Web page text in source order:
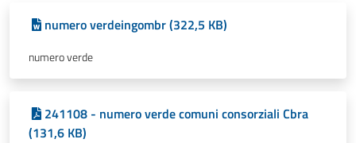
numero verdeingombr (322,5 KB)
numero verde
241108 - numero verde comuni consorziali Cbra
(131,6 KB)